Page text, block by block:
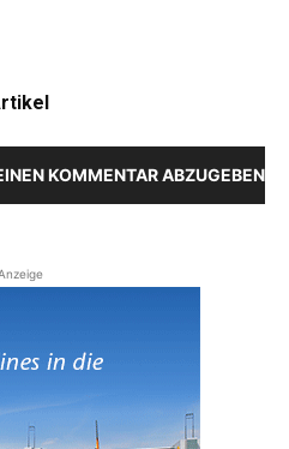
KOMMENTAR ABZUGEBEN